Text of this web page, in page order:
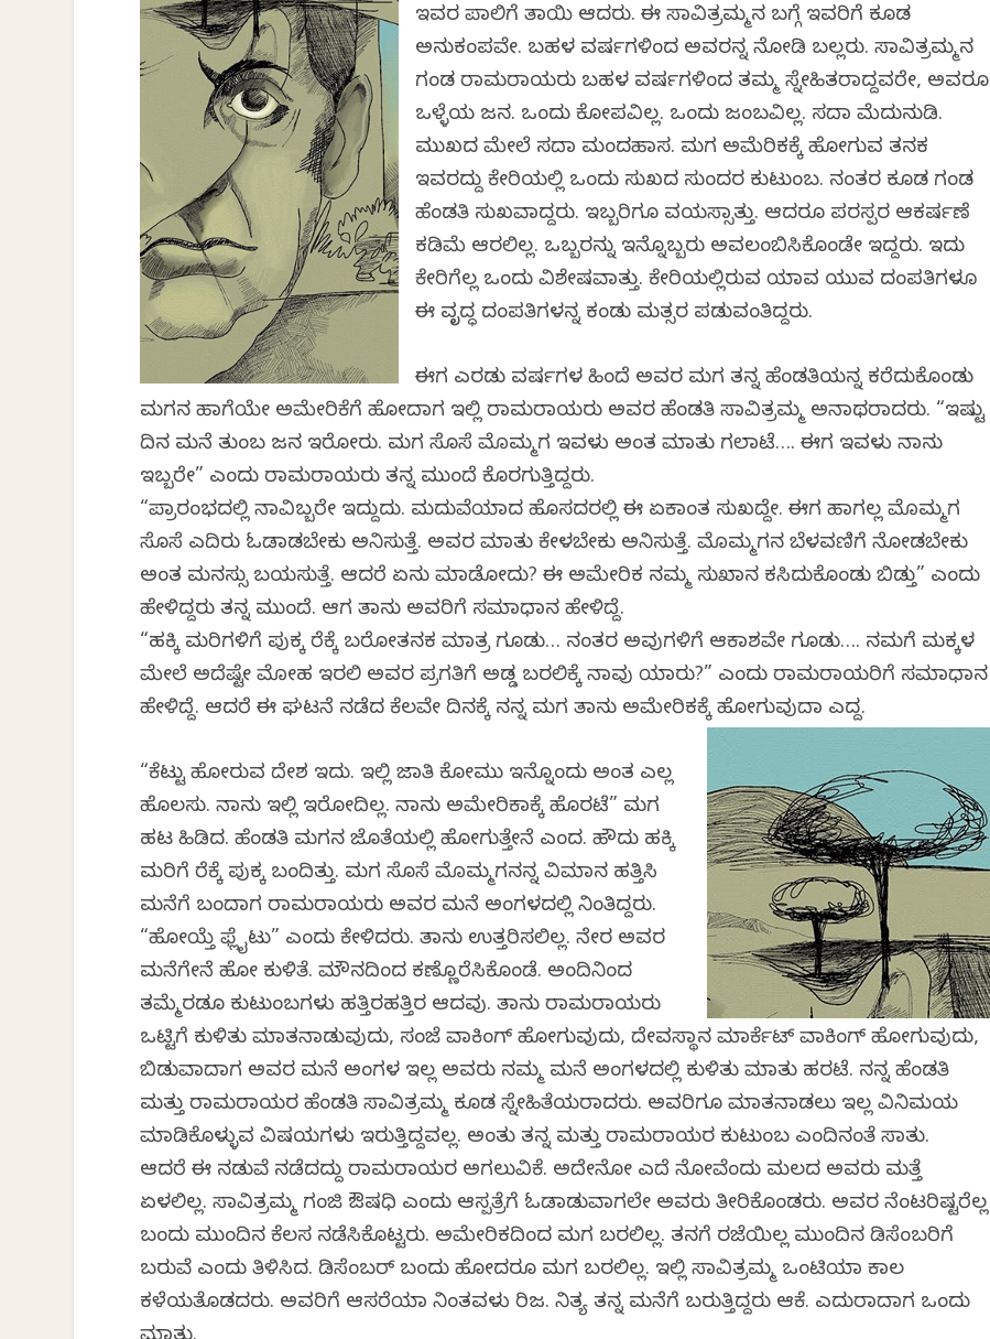
ಇವರ ಪಾಲಿಗೆ ತಾಯಿ ಆದರು. ಈ ಸಾವಿತ್ರಮ್ಮನ ಬಗ್ಗೆ ಇವರಿಗೆ ಕೂಡ
ಅನುಕಂಪವೇ. ಬಹಳ ವರ್ಷಗಳಿಂದ ಅವರನ್ನ ನೋಡಿ ಬಲ್ಲರು. ಸಾವಿತ್ರಮ್ಮನ
ಗಂಡ ರಾಮರಾಯರು ಬಹಳ ವರ್ಷಗಳಿಂದ ತಮ್ಮ ಸ್ನೇಹಿತರಾಗಿದ್ದವರೇ, ಅವರೂ
ಒಳ್ಳೆಯ ಜನ. ಒಂದು ಕೋಪವಿಲ್ಲ. ಒಂದು ಜಂಬವಿಲ್ಲ. ಸದಾ ಮೆದುನುಡಿ.
ಮುಖದ ಮೇಲೆ ಸದಾ ಮಂದಹಾಸ. ಮಗ ಅಮೆರಿಕಕ್ಕೆ ಹೋಗುವ ತನಕ
ಇವರದ್ದು ಕೇರಿಯಲ್ಲಿ ಒಂದು ಸುಖದ ಸುಂದರ ಕುಟುಂಬ. ನಂತರ ಕೂಡ ಗಂಡ
ಹೆಂಡತಿ ಸುಖವಾಗಿದ್ದರು. ಇಬ್ಬರಿಗೂ ವಯಸ್ಸಾಗಿತ್ತು. ಆದರೂ ಪರಸ್ಪರ ಆಕರ್ಷಣೆ
ಕಡಿಮೆ ಆಗಿರಲಿಲ್ಲ. ಒಬ್ಬರನ್ನು ಇನ್ನೊಬ್ಬರು ಅವಲಂಬಿಸಿಕೊಂಡೇ ಇದ್ದರು. ಇದು
ಕೇರಿಗೆಲ್ಲ ಒಂದು ವಿಶೇಷವಾಗಿತ್ತು. ಕೇರಿಯಲ್ಲಿರುವ ಯಾವ ಯುವ ದಂಪತಿಗಳೂ
ಈ ವೃದ್ಧ ದಂಪತಿಗಳನ್ನ ಕಂಡು ಮತ್ಸರ ಪಡುವಂತಿದ್ದರು.
ಈಗ ಎರಡು ವರ್ಷಗಳ ಹಿಂದೆ ಅವರ ಮಗ ತನ್ನ ಹೆಂಡತಿಯನ್ನ ಕರೆದುಕೊಂಡು
ಮಗನ ಹಾಗೆಯೇ ಅಮೇರಿಕೆಗೆ ಹೋದಾಗ ಇಲ್ಲಿ ರಾಮರಾಯರು ಅವರ ಹೆಂಡತಿ ಸಾವಿತ್ರಮ್ಮ ಅನಾಥರಾದರು. “ಇಷ್ಟು
ದಿನ ಮನೆ ತುಂಬ ಜನ ಇರೋರು. ಮಗ ಸೊಸೆ ಮೊಮ್ಮಗ ಇವಳು ಅಂತ ಮಾತು ಗಲಾಟೆ…. ಈಗ ಇವಳು ನಾನು
ಇಬ್ಬರೇ” ಎಂದು ರಾಮರಾಯರು ತನ್ನ ಮುಂದೆ ಕೊರಗುತ್ತಿದ್ದರು.
“ಪ್ರಾರಂಭದಲ್ಲಿ ನಾವಿಬ್ಬರೇ ಇದ್ದುದು. ಮದುವೆಯಾದ ಹೊಸದರಲ್ಲಿ ಈ ಏಕಾಂತ ಸುಖದ್ದೇ. ಈಗ ಹಾಗಲ್ಲ ಮೊಮ್ಮಗ
ಸೊಸೆ ಎದಿರು ಓಡಾಡಬೇಕು ಅನಿಸುತ್ತೆ. ಅವರ ಮಾತು ಕೇಳಬೇಕು ಅನಿಸುತ್ತೆ. ಮೊಮ್ಮಗನ ಬೆಳವಣಿಗೆ ನೋಡಬೇಕು
ಅಂತ ಮನಸ್ಸು ಬಯಸುತ್ತೆ. ಆದರೆ ಏನು ಮಾಡೋದು? ಈ ಅಮೇರಿಕ ನಮ್ಮ ಸುಖಾನ ಕಸಿದುಕೊಂಡು ಬಿಡ್ತು” ಎಂದು
ಹೇಳಿದ್ದರು ತನ್ನ ಮುಂದೆ. ಆಗ ತಾನು ಅವರಿಗೆ ಸಮಾಧಾನ ಹೇಳಿದ್ದೆ.
“ಹಕ್ಕಿ ಮರಿಗಳಿಗೆ ಪುಕ್ಕ ರೆಕ್ಕೆ ಬರೋತನಕ ಮಾತ್ರ ಗೂಡು… ನಂತರ ಅವುಗಳಿಗೆ ಆಕಾಶವೇ ಗೂಡು…. ನಮಗೆ ಮಕ್ಕಳ
ಮೇಲೆ ಅದೆಷ್ಟೇ ಮೋಹ ಇರಲಿ ಅವರ ಪ್ರಗತಿಗೆ ಅಡ್ಡ ಬರಲಿಕ್ಕೆ ನಾವು ಯಾರು?” ಎಂದು ರಾಮರಾಯರಿಗೆ ಸಮಾಧಾನ
ಹೇಳಿದ್ದೆ. ಆದರೆ ಈ ಘಟನೆ ನಡೆದ ಕೆಲವೇ ದಿನಕ್ಕೆ ನನ್ನ ಮಗ ತಾನು ಅಮೇರಿಕಕ್ಕೆ ಹೋಗುವುದಾಗಿ ಎದ್ದ.
“ಕೆಟ್ಟು ಹೋಗಿರುವ ದೇಶ ಇದು. ಇಲ್ಲಿ ಜಾತಿ ಕೋಮು ಇನ್ನೊಂದು ಅಂತ ಎಲ್ಲ
ಹೊಲಸು. ನಾನು ಇಲ್ಲಿ ಇರೋದಿಲ್ಲ. ನಾನು ಅಮೇರಿಕಾಕ್ಕೆ ಹೊರಟೆ” ಮಗ
ಹಟ ಹಿಡಿದ. ಹೆಂಡತಿ ಮಗನ ಜೊತೆಯಲ್ಲಿ ಹೋಗುತ್ತೇನೆ ಎಂದ. ಹೌದು ಹಕ್ಕಿ
ಮರಿಗೆ ರೆಕ್ಕೆ ಪುಕ್ಕ ಬಂದಿತ್ತು. ಮಗ ಸೊಸೆ ಮೊಮ್ಮಗನನ್ನ ವಿಮಾನ ಹತ್ತಿಸಿ
ಮನೆಗೆ ಬಂದಾಗ ರಾಮರಾಯರು ಅವರ ಮನೆ ಅಂಗಳದಲ್ಲಿ ನಿಂತಿದ್ದರು.
“ಹೋಯ್ತೆ ಫ್ಲೈಟು” ಎಂದು ಕೇಳಿದರು. ತಾನು ಉತ್ತರಿಸಲಿಲ್ಲ. ನೇರ ಅವರ
ಮನೆಗೇನೆ ಹೋಗಿ ಕುಳಿತೆ. ಮೌನದಿಂದ ಕಣ್ಣೊರೆಸಿಕೊಂಡೆ. ಅಂದಿನಿಂದ
ತಮ್ಮೆರಡೂ ಕುಟುಂಬಗಳು ಹತ್ತಿರಹತ್ತಿರ ಆದವು. ತಾನು ರಾಮರಾಯರು
ಒಟ್ಟಿಗೆ ಕುಳಿತು ಮಾತನಾಡುವುದು, ಸಂಜೆ ವಾಕಿಂಗ್ ಹೋಗುವುದು, ದೇವಸ್ಥಾನ ಮಾರ್ಕೆಟ್ ವಾಕಿಂಗ್ ಹೋಗುವುದು,
ಬಿಡುವಾದಾಗ ಅವರ ಮನೆ ಅಂಗಳ ಇಲ್ಲ ಅವರು ನಮ್ಮ ಮನೆ ಅಂಗಳದಲ್ಲಿ ಕುಳಿತು ಮಾತು ಹರಟೆ. ನನ್ನ ಹೆಂಡತಿ
ಮತ್ತು ರಾಮರಾಯರ ಹೆಂಡತಿ ಸಾವಿತ್ರಮ್ಮ ಕೂಡ ಸ್ನೇಹಿತೆಯರಾದರು. ಅವರಿಗೂ ಮಾತನಾಡಲು ಇಲ್ಲ ವಿನಿಮಯ
ಮಾಡಿಕೊಳ್ಳುವ ವಿಷಯಗಳು ಇರುತ್ತಿದ್ದವಲ್ಲ. ಅಂತು ತನ್ನ ಮತ್ತು ರಾಮರಾಯರ ಕುಟುಂಬ ಎಂದಿನಂತೆ ಸಾಗಿತು.
ಆದರೆ ಈ ನಡುವೆ ನಡೆದದ್ದು ರಾಮರಾಯರ ಅಗಲುವಿಕೆ. ಅದೇನೋ ಎದೆ ನೋವೆಂದು ಮಲಗಿದ ಅವರು ಮತ್ತೆ
ಏಳಲಿಲ್ಲ. ಸಾವಿತ್ರಮ್ಮ ಗಂಜಿ ಔಷಧಿ ಎಂದು ಆಸ್ಪತ್ರೆಗೆ ಓಡಾಡುವಾಗಲೇ ಅವರು ತೀರಿಕೊಂಡರು. ಅವರ ನೆಂಟರಿಷ್ಟರೆಲ್ಲ
ಬಂದು ಮುಂದಿನ ಕೆಲಸ ನಡೆಸಿಕೊಟ್ಟರು. ಅಮೇರಿಕದಿಂದ ಮಗ ಬರಲಿಲ್ಲ. ತನಗೆ ರಜೆಯಿಲ್ಲ ಮುಂದಿನ ಡಿಸೆಂಬರಿಗೆ
ಬರುವೆ ಎಂದು ತಿಳಿಸಿದ. ಡಿಸೆಂಬರ್ ಬಂದು ಹೋದರೂ ಮಗ ಬರಲಿಲ್ಲ. ಇಲ್ಲಿ ಸಾವಿತ್ರಮ್ಮ ಒಂಟಿಯಾಗಿ ಕಾಲ
ಕಳೆಯತೊಡಗಿದರು. ಅವರಿಗೆ ಆಸರೆಯಾಗಿ ನಿಂತವಳು ಗಿರಿಜ. ನಿತ್ಯ ತನ್ನ ಮನೆಗೆ ಬರುತ್ತಿದ್ದರು ಆಕೆ. ಎದುರಾದಾಗ ಒಂದು